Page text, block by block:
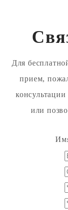
Для
прием,
или